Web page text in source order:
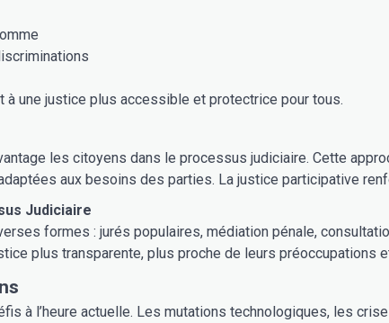
une justice plus accessible et protectrice pour tous.
Cette approche, qui met l’accent sur le dialogue et la médiation, permet de désengorger les
aux besoins des parties. La justice participative
Judiciaire
formes : jurés populaires, médiation pénale,
plus transparente, plus proche de leurs préoccupations
de facteurs